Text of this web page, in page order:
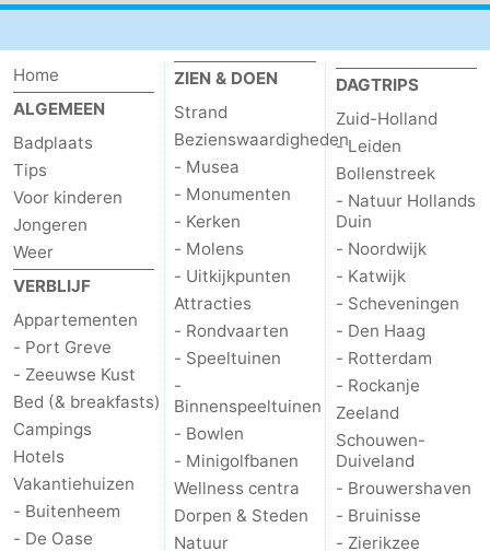
Zwembaden
-
Fietsen
-
Wandelen
-
Paardrijden
-
Golfbanen
-
Surfen
-
Duiken
Eten
en
drinken
Zeehonden
Evenementen
Praktisch
Home
ALGEMEEN
Badplaats
Tips
Voor kinderen
Jongeren
Weer
VERBLIJF
Appartementen
- Port Greve
- Zeeuwse Kust
Bed (& breakfasts)
Campings
Hotels
Vakantiehuizen
- Buitenheem
- De Oase
ZIEN & DOEN
Strand
Bezienswaardigheden
- Musea
- Monumenten
- Kerken
- Molens
- Uitkijkpunten
Attracties
- Rondvaarten
- Speeltuinen
-
Binnenspeeltuinen
- Bowlen
- Minigolfbanen
Wellness centra
Dorpen & Steden
Natuur
DAGTRIPS
Zuid-Holland
- Leiden
Bollenstreek
- Natuur Hollands
Duin
- Noordwijk
- Katwijk
- Scheveningen
- Den Haag
- Rotterdam
- Rockanje
Zeeland
Schouwen-
Duiveland
- Brouwershaven
- Bruinisse
- Zierikzee